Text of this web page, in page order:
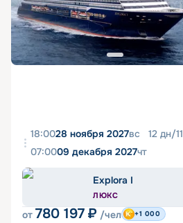
18:0028 ноября 2027вс 12 дн/11
07:0009 декабря 2027чт
Explora I
ЛЮКС
от 780 197 ₽ /чел +1 000